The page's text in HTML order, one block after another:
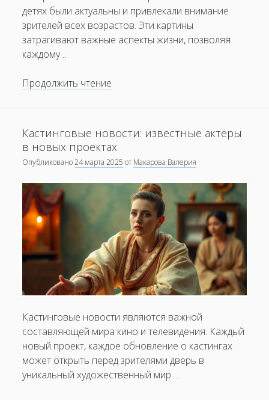
детях были актуальны и привлекали внимание
зрителей всех возрастов. Эти картины
затрагивают важные аспекты жизни, позволяя
каждому…
Продолжить чтение
и
детях
не
теряют
своей
популярности?
Кастинговые новости: известные актёры
в новых проектах
Опубликовано24 марта 2025 от Макарова Валерия
Кастинговые новости являются важной
составляющей мира кино и телевидения. Каждый
новый проект, каждое обновление о кастингах
может открыть перед зрителями дверь в
уникальный художественный мир.…